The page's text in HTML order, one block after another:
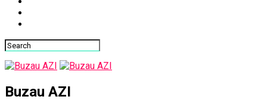
Buzau AZI